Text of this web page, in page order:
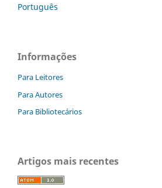
Português
Informações
Para Leitores
Para Autores
Para Bibliotecários
Artigos mais recentes